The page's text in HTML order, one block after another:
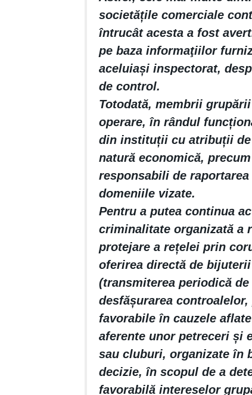
societățile comerciale
întrucât acesta a fost
pe baza informaţiilor
aceluiași inspectorat,
de control.
Totodată, membrii
operare, în rândul
din instituții cu atribuții de
natură economică,
responsabili de
domeniile vizate.
Pentru a putea continua
criminalitate organizată a
protejare a rețelei prin
oferirea directă de
(transmiterea periodică
desfășurarea
favorabile în cauzele
aferente unor petreceri și
sau cluburi, organizate în
decizie, în scopul de a
favorabilă intereselor